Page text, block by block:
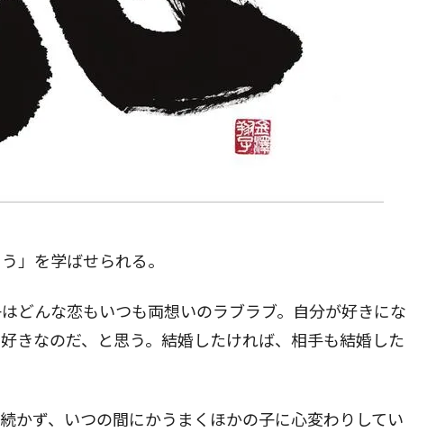
」を学ばせられる。
どんな恋もいつも両想いのラブラブ。自分が好きにな
きなのだ、と思う。結婚したければ、相手も結婚した
かず、いつの間にかうまくほかの子に心変わりしてい
閉じる